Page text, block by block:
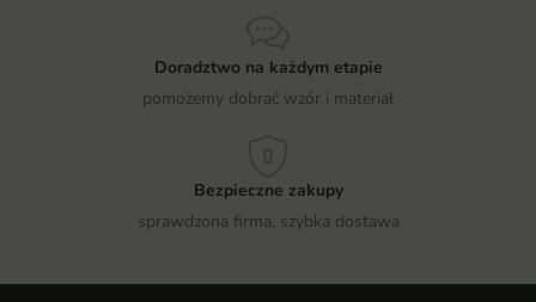
Doradztwo na każdym etapie
pomożemy dobrać wzór i materiał
Bezpieczne zakupy
sprawdzona firma, szybka dostawa